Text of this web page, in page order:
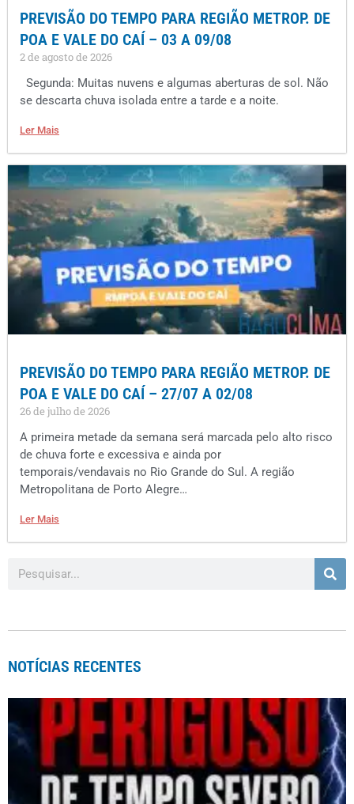
PREVISÃO DO TEMPO PARA REGIÃO METROP. DE
POA E VALE DO CAÍ – 03 A 09/08
2 de agosto de 2026
Segunda: Muitas nuvens e algumas aberturas de sol. Não
se descarta chuva isolada entre a tarde e a noite.
Ler Mais
PREVISÃO DO TEMPO PARA REGIÃO METROP. DE
POA E VALE DO CAÍ – 27/07 A 02/08
26 de julho de 2026
A primeira metade da semana será marcada pelo alto risco
de chuva forte e excessiva e ainda por
temporais/vendavais no Rio Grande do Sul. A região
Metropolitana de Porto Alegre…
Ler Mais
NOTÍCIAS RECENTES